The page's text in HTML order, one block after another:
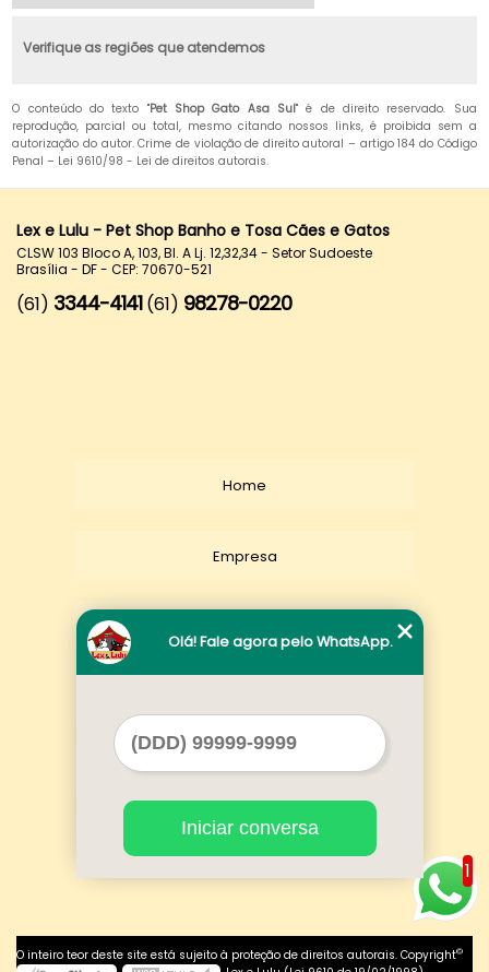
Verifique as regiões que atendemos
O conteúdo do texto "Pet Shop Gato Asa Sul" é de direito reservado. Sua
reprodução, parcial ou total, mesmo citando nossos links, é proibida sem a
autorização do autor. Crime de violação de direito autoral – artigo 184 do Código
Penal – Lei 9610/98 - Lei de direitos autorais.
Lex e Lulu - Pet Shop Banho e Tosa Cães e Gatos
CLSW 103 Bloco A, 103, Bl. A Lj. 12,32,34 - Setor Sudoeste
Brasília - DF - CEP: 70670-521
(61) 3344-4141 (61) 98278-0220
Home
Empresa
Contato
Mapa do site
O inteiro teor deste site está sujeito à proteção de direitos autorais. Copyright©
1
Olá! Fale agora pelo WhatsApp.
Iniciar conversa